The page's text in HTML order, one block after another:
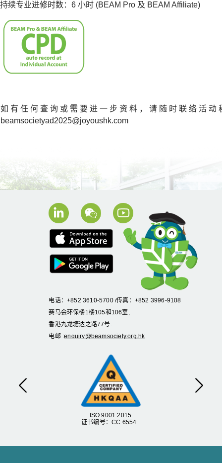
持续专业进修时数：6 小时 (BEAM Pro 及 BEAM Affiliate)
如有任何查询或需要进一步资料，请随时联络活动
beamsocietyad2025@joyoushk.com
ISO 9001:2015
证书编号：CC 6554
上一页 下一页
电话：+852 3610-5700 /传真：+852 3996-9108
赛马会环保楼1楼105和106室,
香港九龙塘达之路77号.
电邮 :enquiry@beamsociety.org.hk